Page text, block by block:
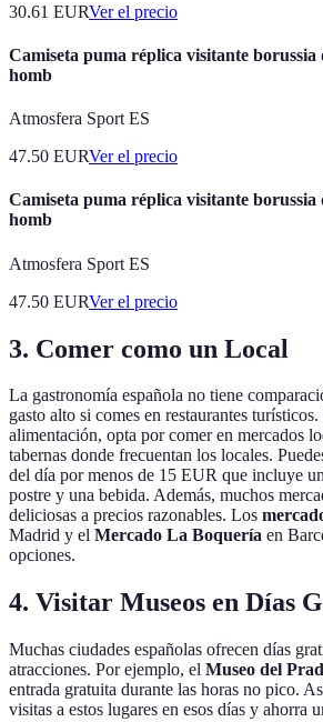
30.61 EURVer el precio
Camiseta puma réplica visitante
homb
Atmosfera Sport ES
47.50 EURVer el precio
Camiseta puma réplica visitante
homb
Atmosfera Sport ES
47.50 EURVer el precio
3. Comer como un Local
La gastronomía española no tiene
gasto alto si comes en restaurantes
alimentación, opta por comer en mercados
tabernas donde frecuentan los locales.
del día por menos de 15 EUR que incluye
postre y una bebida. Además, muchos
deliciosas a precios razonables. Los
Madrid y el Mercado La Boquería en
opciones.
4. Visitar Museos en Días
Muchas ciudades españolas ofrecen días
atracciones. Por ejemplo, el Museo del
entrada gratuita durante las horas no pico.
visitas a estos lugares en esos días y ahorra